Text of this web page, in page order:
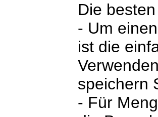
Die
- Um
ist die
speichern
- Für